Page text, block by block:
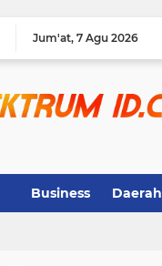
Jum'at 7 Agu 2026
Business Daerah